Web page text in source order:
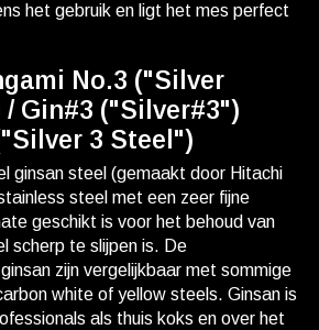
het gebruik en ligt het mes perfect
No.3 ("Silver
/ Gin#3 ("Silver#3")
3 Steel")
ginsan steel (gemaakt door Hitachi
steel met een zeer fijne
geschikt is voor het behoud van
scherp te slijpen is. De
zijn vergelijkbaar met sommige
white of yellow steels. Ginsan is
als thuis koks en over het